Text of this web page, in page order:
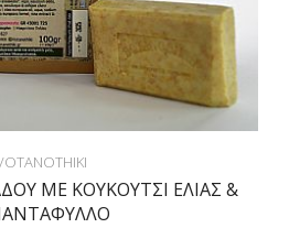
ME ΚΟΥΚΟΥΤΣΙ ΕΛΙΑΣ &